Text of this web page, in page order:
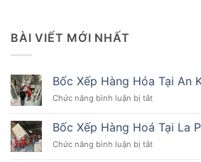
BÀI VIẾT MỚI NHẤT
Bốc Xếp Hàng Hóa Tại An
Chức năng bình luận bị tắtở
Xếp
Hàng
Hóa
Bốc Xếp Hàng Hoá Tại La
Chức năng bình luận bị tắtở